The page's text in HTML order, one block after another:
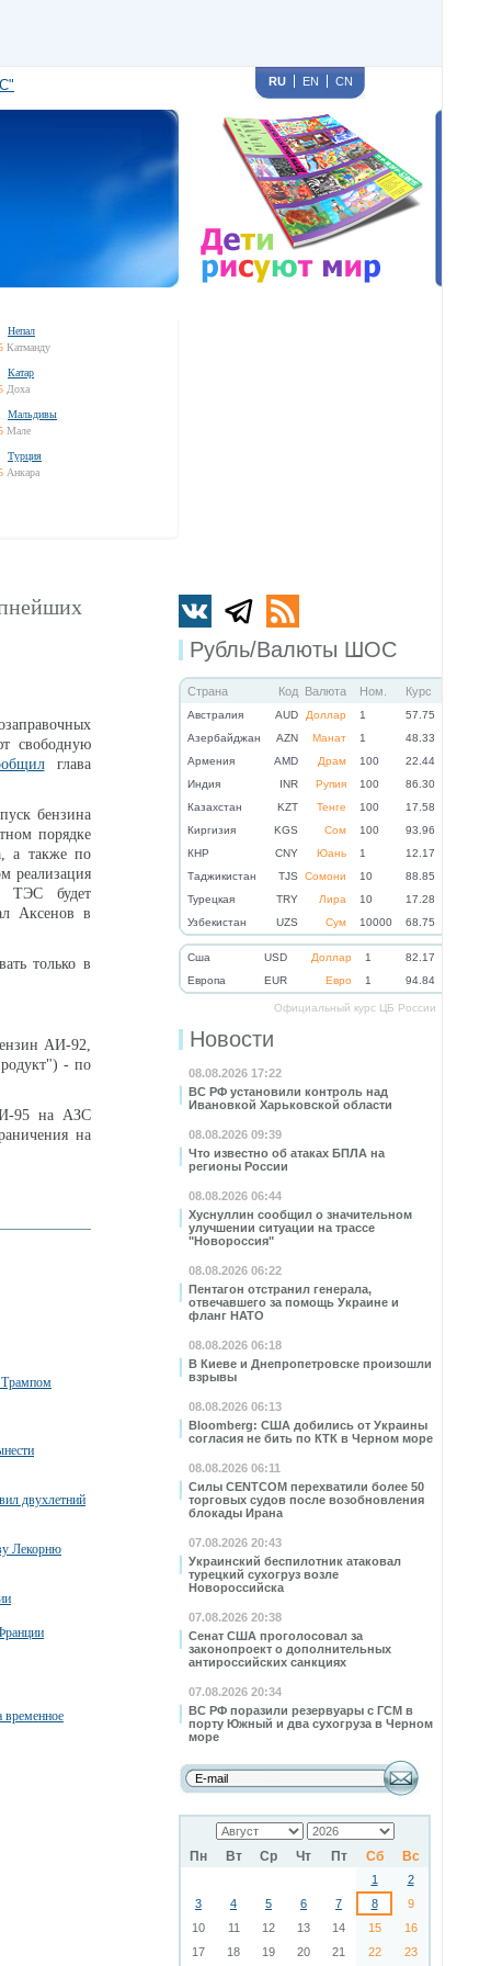
RU EN CN
Непал
Катманду
Катар
Доха
Мальдивы
Мале
Турция
Анкара
Рубль/Валюты ШОС
Страна Код Валюта Ном. Курс
Австралия AUD Доллар 1
57.75
Азербайджан
AZN Манат 1
48.33
Армения
AMD Драм 100
22.44
Индия
INR Рупия 100
86.30
Казахстан
KZT Тенге 100
17.58
Киргизия
KGS Сом 100
93.96
КНР
CNY Юань 1
12.17
Таджикистан
TJS Сомони 10
88.85
Турецкая
TRY Лира 10
17.28
Узбекистан
UZS Сум 10000 68.75
Cша USD Доллар 1
82.17
Eвропа
EUR Евро 1 94.84
Официальный курс ЦБ России
Новости
08.08.2026 17:22
ВС РФ установили контроль над
Ивановкой Харьковской области
08.08.2026 09:39
Что известно об атаках БПЛА на
регионы России
08.08.2026 06:44
Хуснуллин сообщил о значительном
улучшении ситуации на трассе
"Новороссия"
08.08.2026 06:22
Пентагон отстранил генерала,
отвечавшего за помощь Украине и
фланг НАТО
08.08.2026 06:18
В Киеве и Днепропетровске произошли
взрывы
08.08.2026 06:13
Bloomberg: США добились от Украины
согласия не бить по КТК в Черном море
08.08.2026 06:11
Силы CENTCOM перехватили более 50
торговых судов после возобновления
блокады Ирана
07.08.2026 20:43
Украинский беспилотник атаковал
турецкий сухогруз возле
Новороссийска
07.08.2026 20:38
Сенат США проголосовал за
законопроект о дополнительных
антироссийских санкциях
07.08.2026 20:34
ВС РФ поразили резервуары с ГСМ в
порту Южный и два сухогруза в Черном
море
Пн Вт Ср Чт Пт Сб Вс
1
2
3
4 5 6 7 8
9
10
11 12 13 14 15
16
17
18 19 20 21 22
23
свободную
глава
бензина
порядке
а также по
реализация
будет
Аксенов в
только в
АИ-92,
- по
95 на АЗС
на
Трампом
двухлетний
Лекорню
временное